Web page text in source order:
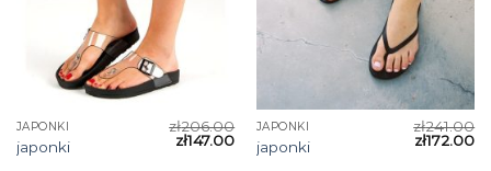
JAPONKI
japonki
zł206.00
zł147.00
JAPONKI
japonki
zł241.00
zł172.00